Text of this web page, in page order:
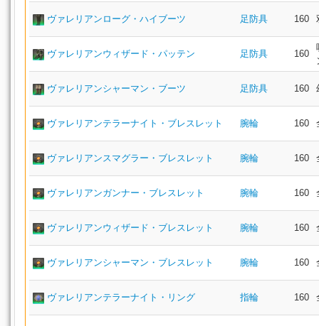
ヴァレリアンローグ・ハイブーツ 足防具 160
ヴァレリアンウィザード・パッテン 足防具 160
ヴァレリアンシャーマン・ブーツ 足防具 160
ヴァレリアンテラーナイト・ブレスレット 腕輪 160
ヴァレリアンスマグラー・ブレスレット 腕輪 160
ヴァレリアンガンナー・ブレスレット 腕輪 160
ヴァレリアンウィザード・ブレスレット 腕輪 160
ヴァレリアンシャーマン・ブレスレット 腕輪 160
ヴァレリアンテラーナイト・リング 指輪 160